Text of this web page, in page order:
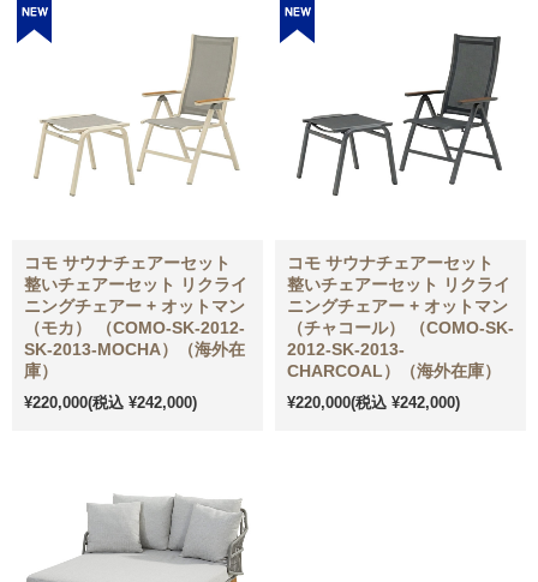
コモ サウナチェアーセット
整いチェアーセット リクライ
ニングチェアー + オットマン
（モカ） （COMO-SK-2012-
SK-2013-MOCHA）（海外在
庫）
¥220,000(税込 ¥242,000)
コモ サウナチェアーセット
整いチェアーセット リクライ
ニングチェアー + オットマン
（チャコール） （COMO-SK-
2012-SK-2013-
CHARCOAL）（海外在庫）
¥220,000(税込 ¥242,000)